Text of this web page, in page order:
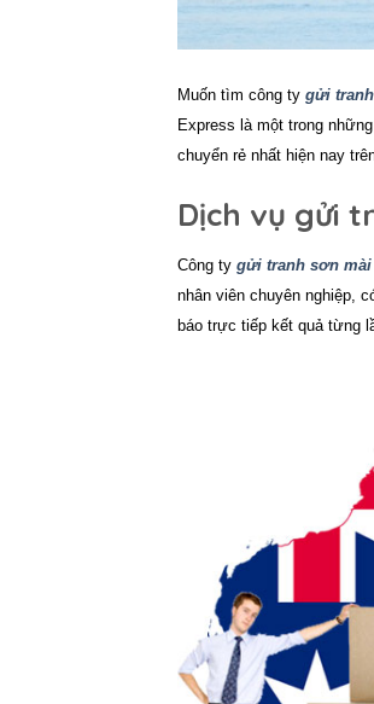
Muốn tìm công ty gửi
Express là một trong
chuyển rẻ nhất hiện nay
Dịch vụ gửi
Công ty gửi tranh sơn
nhân viên chuyên nghiệp,
báo trực tiếp kết quả từng